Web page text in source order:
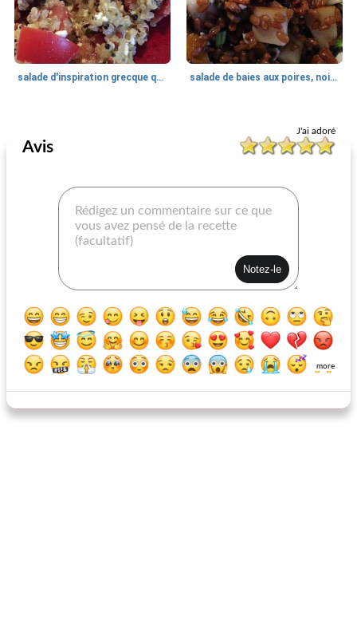
salade d'inspiration grecque quinoa salade de baies aux poires, noix et blé
J'ai adoré
Avis
more